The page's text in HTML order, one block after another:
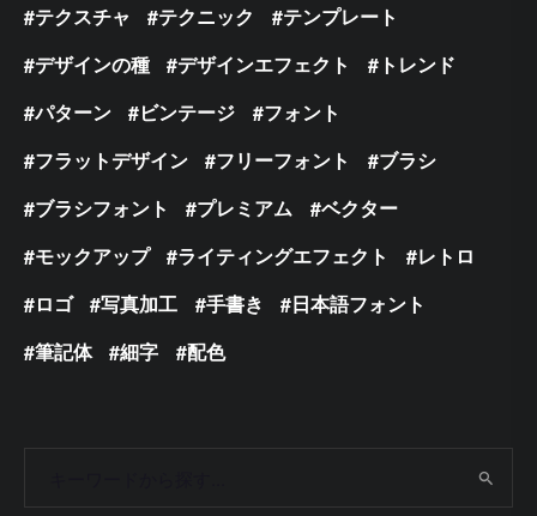
テクスチャ
テクニック
テンプレート
デザインの種
デザインエフェクト
トレンド
パターン
ビンテージ
フォント
フラットデザイン
フリーフォント
ブラシ
ブラシフォント
プレミアム
ベクター
モックアップ
ライティングエフェクト
レトロ
ロゴ
写真加工 手書き
日本語フォント
筆記体
細字 配色